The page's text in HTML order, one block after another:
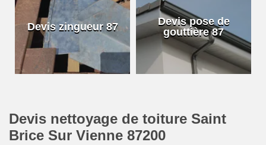
Devis zingueur 87
Devis pose de
gouttière 87
Devis nettoyage de toiture Saint
Brice Sur Vienne 87200